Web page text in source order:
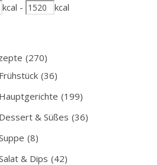
, SNACKS
kcal - kcal
(270)
Frühstück (36)
Hauptgerichte (199)
Dessert & Süßes (36)
(8)
& Dips (42)